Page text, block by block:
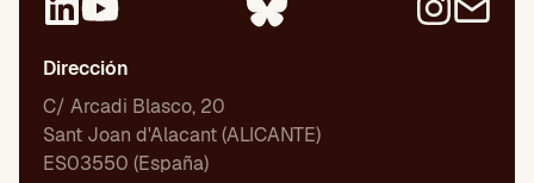
Dirección
C/ Arcadi Blasco, 20
Sant Joan d'Alacant (ALICANTE)
ES03550 (España)